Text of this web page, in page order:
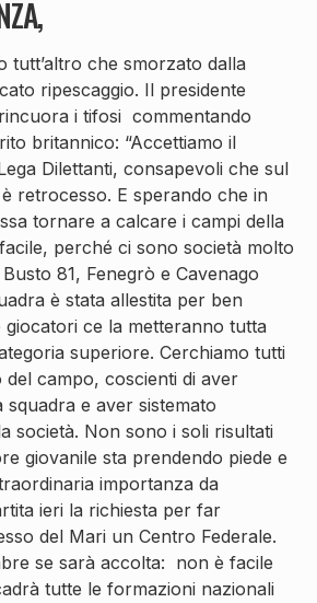
tutt’altro che smorzato dalla
ripescaggio. Il presidente
i tifosi commentando
britannico: “Accettiamo il
Dilettanti, consapevoli che sul
retrocesso. E sperando che in
tornare a calcare i campi della
perché ci sono società molto
81, Fenegrò e Cavenago
è stata allestita per ben
ce la metteranno tutta
superiore. Cerchiamo tutti
del campo, coscienti di aver
squadra e aver sistemato
società. Non sono i soli risultati
giovanile sta prendendo piede e
importanza da
ieri la richiesta per far
del Mari un Centro Federale.
se sarà accolta: non è facile
tutte le formazioni nazionali